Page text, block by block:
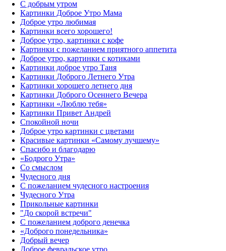
С добрым утром
Картинки Доброе Утро Мама
Доброе утро любимая
Картинки всего хорошего!
Доброе утро, картинки с кофе
Картинки с пожеланием приятного аппетита
Доброе утро, картинки с котиками
Картинки доброе утро Таня
Картинки Доброго Летнего Утра
Картинки хорошего летнего дня
Картинки Доброго Осеннего Вечера
Картинки «Люблю тебя»
Картинки Привет Андрей
Спокойной ночи
Доброе утро картинки с цветами
Красивые картинки «Самому лучшему»
Спасибо и благодарю
«‎Бодрого Утра»‎
Со смыслом
Чудесного дня
С пожеланием чудесного настроения
Чудесного Утра
Прикольные картинки
"До скорой встречи"
С пожеланием доброго денечка
«Доброго понедельника»‎
Добрый вечер
Доброе февральское утро